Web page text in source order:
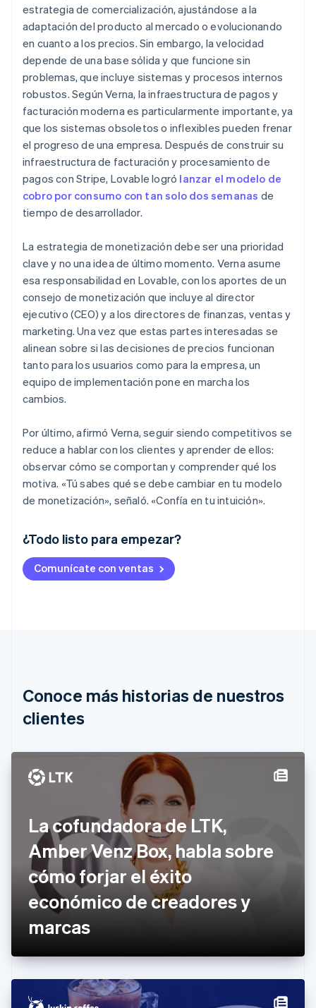
¿Todo listo para empezar?
Comunícate con ventas
estrategia de comercialización, ajustándose a la
adaptación del producto al mercado o evolucionando
en cuanto a los precios. Sin embargo, la velocidad
depende de una base sólida y que funcione sin
problemas, que incluye sistemas y procesos internos
robustos. Según Verna, la infraestructura de pagos y
facturación moderna es particularmente importante, ya
que los sistemas obsoletos o inflexibles pueden frenar
el progreso de una empresa. Después de construir su
infraestructura de facturación y procesamiento de
pagos con Stripe, Lovable logró lanzar el modelo de
cobro por consumo con tan solo dos semanas de
tiempo de desarrollador.
La estrategia de monetización debe ser una prioridad
clave y no una idea de último momento. Verna asume
esa responsabilidad en Lovable, con los aportes de un
consejo de monetización que incluye al director
ejecutivo (CEO) y a los directores de finanzas, ventas y
marketing. Una vez que estas partes interesadas se
alinean sobre si las decisiones de precios funcionan
tanto para los usuarios como para la empresa, un
equipo de implementación pone en marcha los
cambios.
Por último, afirmó Verna, seguir siendo competitivos se
reduce a hablar con los clientes y aprender de ellos:
observar cómo se comportan y comprender qué los
motiva. «Tú sabes qué se debe cambiar en tu modelo
de monetización», señaló. «Confía en tu intuición».
Conoce más historias de nuestros
clientes
La cofundadora de LTK,
Amber Venz Box, habla sobre
cómo forjar el éxito
económico de creadores y
marcas
Alemania
DeutschEnglish
Australia
Bulgaria
English
Canadá
China continental
Chipre
EnglishItaliano
Dinamarca
English
Emiratos Árabes Unidos
English
Eslovaquia
English
Eslovenia
España
Estados Unidos
English Español简体中文